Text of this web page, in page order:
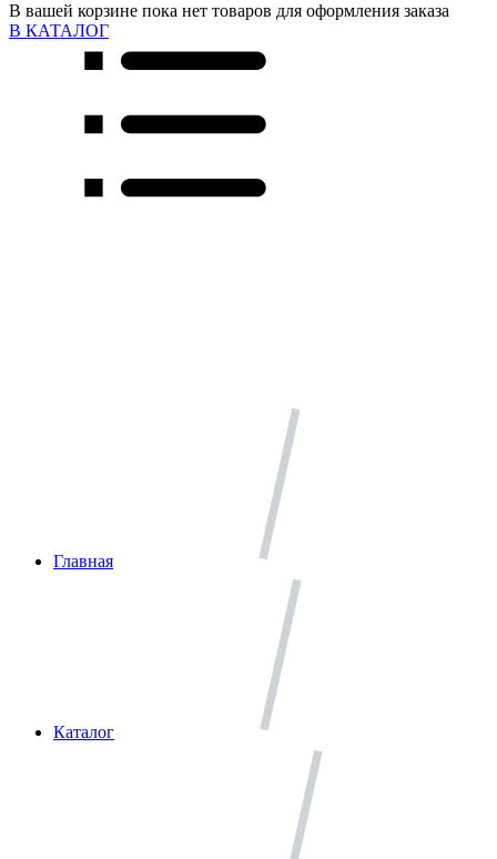
В вашей корзине пока нет товаров для оформления заказа
В КАТАЛОГ
Главная
Каталог